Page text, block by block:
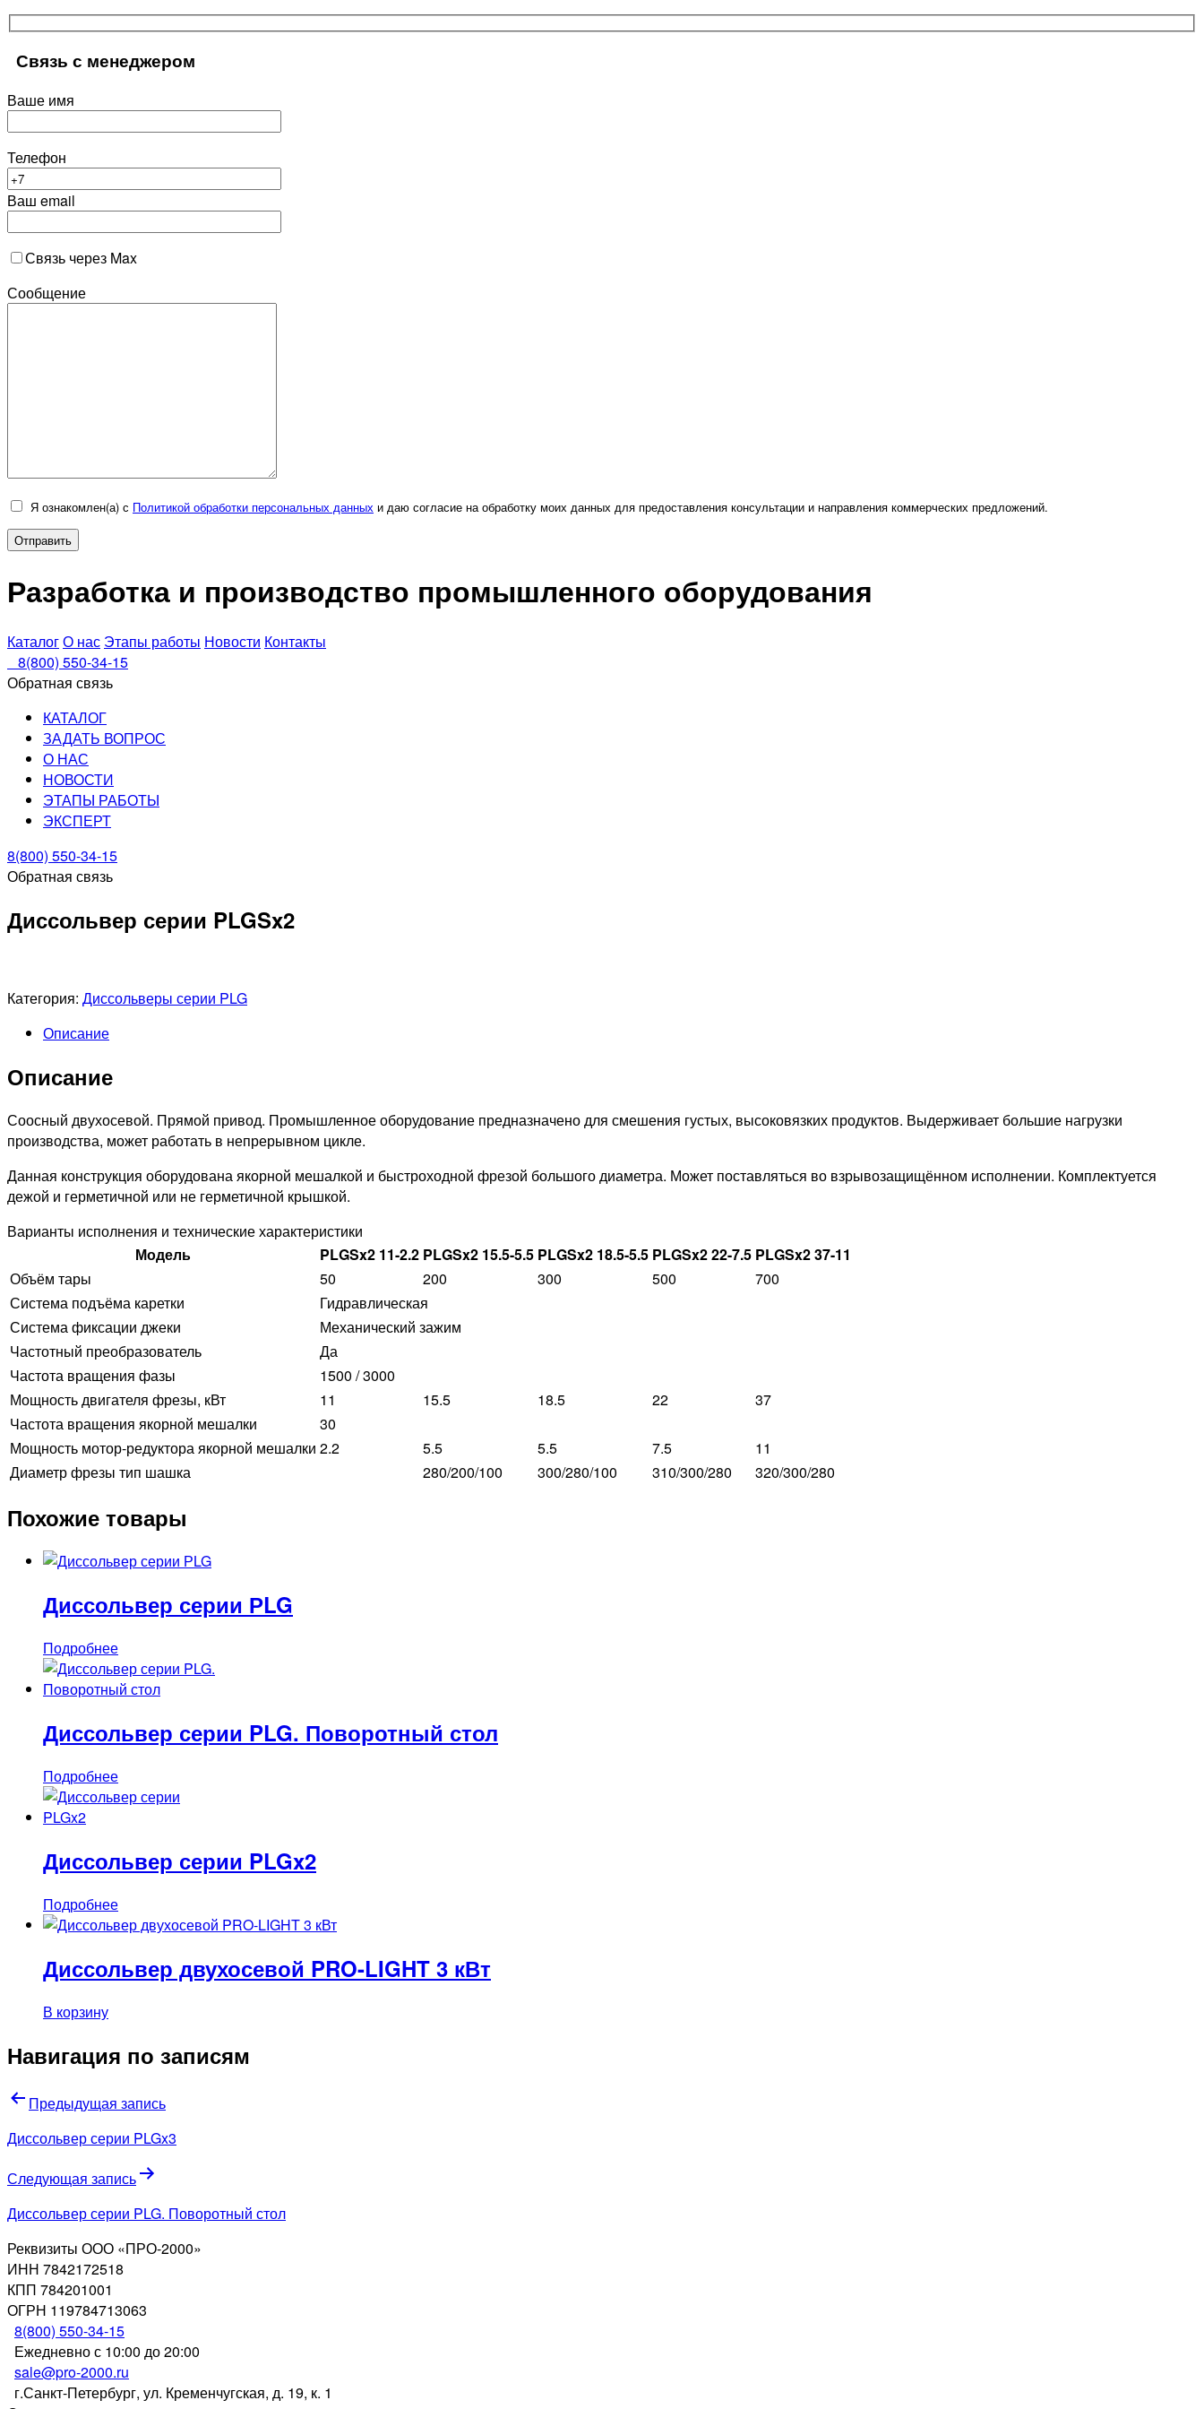
Связь с менеджером
Ваше имя
Телефон
Ваш email
Связь через Max
Сообщение
Я ознакомлен(а) с Политикой обработки персональных данных и даю согласие на обработку моих данных для предоставления консультации и направления коммерческих предложений.
Разработка и производство промышленного оборудования
КаталогО нас Этапы работы Новости Контакты
8(800) 550-34-15
Обратная связь
КАТАЛОГ
ЗАДАТЬ ВОПРОС
О НАС
НОВОСТИ
ЭТАПЫ РАБОТЫ
ЭКСПЕРТ
8(800) 550-34-15
Обратная связь
Диссольвер серии PLGSx2
Категория: Диссольверы серии PLG
Описание
Описание
Соосный двухосевой. Прямой привод. Промышленное оборудование предназначено для смешения густых, высоковязких продуктов. Выдерживает большие нагрузки
производства, может работать в непрерывном цикле.
Данная конструкция оборудована якорной мешалкой и быстроходной фрезой большого диаметра. Может поставляться во взрывозащищённом исполнении. Комплектуется
дежой и герметичной или не герметичной крышкой.
Варианты исполнения и технические характеристики
Модель
PLGSx2 11-2.2 PLGSx2 15.5-5.5 PLGSx2 18.5-5.5 PLGSx2 22-7.5 PLGSx2 37-11
Объём тары
50 200 300 500
700
Система подъёма каретки
Гидравлическая
Система фиксации джеки
Механический зажим
Частотный преобразователь
Да
Частота вращения фазы
1500 / 3000
Мощность двигателя фрезы, кВт
11 15.5 18.5 22
37
Частота вращения якорной мешалки
30
Мощность мотор-редуктора якорной мешалки 2.2 5.5 5.5 7.5
11
Диаметр фрезы тип шашка
280/200/100 300/280/100 310/300/280 320/300/280
Похожие товары
Диссольвер серии РLG
Подробнее
Диссольвер серии PLG. Поворотный стол
Подробнее
Диссольвер серии PLGx2
Подробнее
Диссольвер двухосевой PRO-LIGHT 3 кВт
В корзину
Навигация по записям
Предыдущая запись
Диссольвер серии PLGx3
Следующая запись
Диссольвер серии PLG. Поворотный стол
Реквизиты ООО «ПРО-2000»
ИНН 7842172518
КПП 784201001
ОГРН 119784713063
8(800) 550-34-15
Ежедневно с 10:00 до 20:00
sale@pro-2000.ru
г.Санкт-Петербург, ул. Кременчугская, д. 19, к. 1